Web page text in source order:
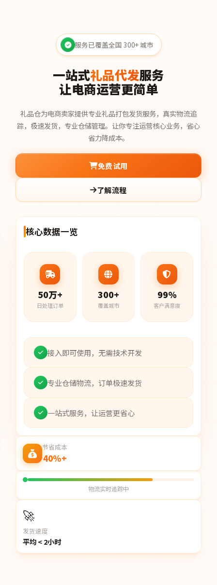
服务已覆盖全国 300+ 城市
一站式礼品代发服务
让电商运营更简单
礼品仓为电商卖家提供专业礼品打包发货服务，真实物流追
踪，极速发货，专业仓储管理。让你专注运营核心业务，省心
省力降成本。
免费试用
了解流程
核心数据一览
50万+
日处理订单
300+
覆盖城市
99%
客户满意度
接入即可使用，无需技术开发
专业仓储物流，订单极速发货
一站式服务，让运营更省心
节省成本
40%+
物流实时追踪中
🚀
发货速度
平均 < 2小时